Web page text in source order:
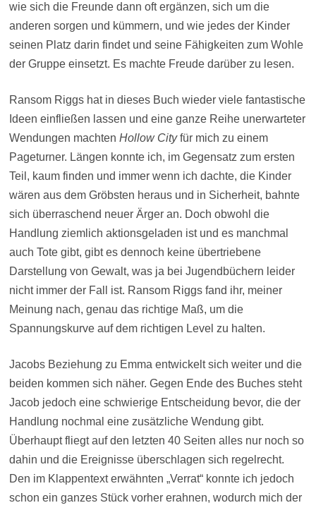
wie sich die Freunde dann oft ergänzen, sich um die
anderen sorgen und kümmern, und wie jedes der Kinder
seinen Platz darin findet und seine Fähigkeiten zum Wohle
der Gruppe einsetzt. Es machte Freude darüber zu lesen.
Ransom Riggs hat in dieses Buch wieder viele fantastische
Ideen einfließen lassen und eine ganze Reihe unerwarteter
Wendungen machten Hollow Cityfür mich zu einem
Pageturner. Längen konnte ich, im Gegensatz zum ersten
Teil, kaum finden und immer wenn ich dachte, die Kinder
wären aus dem Gröbsten heraus und in Sicherheit, bahnte
sich überraschend neuer Ärger an. Doch obwohl die
Handlung ziemlich aktionsgeladen ist und es manchmal
auch Tote gibt, gibt es dennoch keine übertriebene
Darstellung von Gewalt, was ja bei Jugendbüchern leider
nicht immer der Fall ist. Ransom Riggs fand ihr, meiner
Meinung nach, genau das richtige Maß, um die
Spannungskurve auf dem richtigen Level zu halten.
Jacobs Beziehung zu Emma entwickelt sich weiter und die
beiden kommen sich näher. Gegen Ende des Buches steht
Jacob jedoch eine schwierige Entscheidung bevor, die der
Handlung nochmal eine zusätzliche Wendung gibt.
Überhaupt fliegt auf den letzten 40 Seiten alles nur noch so
dahin und die Ereignisse überschlagen sich regelrecht.
Den im Klappentext erwähnten „Verrat“ konnte ich jedoch
schon ein ganzes Stück vorher erahnen, wodurch mich der